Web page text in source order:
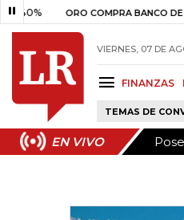
ORO COMPRA BANCO DE LA
VIERNES, 07 DE
FINANZAS
TEMAS DE
EN VIVO
EN VIVO